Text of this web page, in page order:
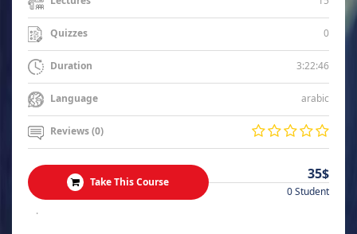
Quizzes 0
Duration 3:22:46
Language arabic
Reviews (0)
Take This Course 35$
0 Student
.